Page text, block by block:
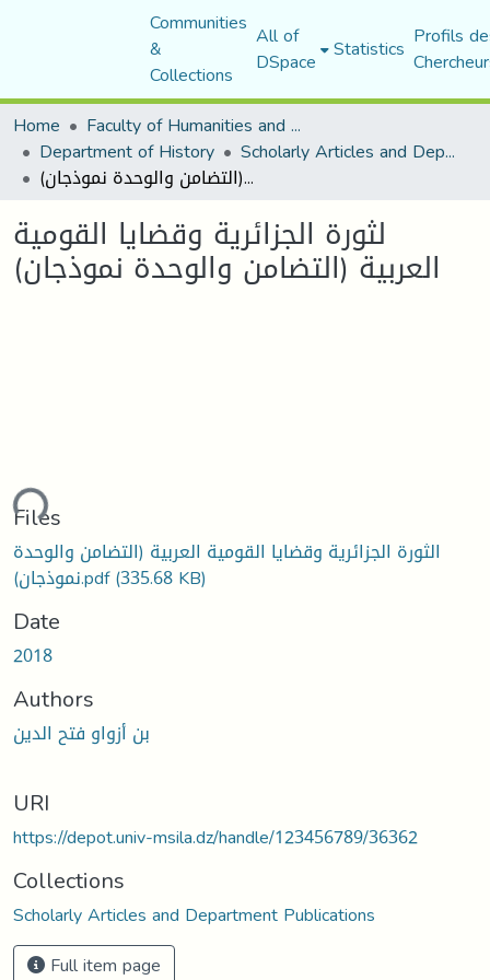
Communities
&
Collections
All of
DSpace Statistics Profils
Home
Faculty of Humanities and Social Sciences
Department of History Scholarly Articles and Department Publications
لثورة الجزائرية وقضايا القومية العربية (التضامن والوحدة نموذجان)
لثورة الجزائرية وقضايا القومية
العربية (التضامن والوحدة نموذجان)
Files
الثورة الجزائرية وقضايا القومية العربية (التضامن والوحدة
نموذجان).pdf(335.68 KB)
Date
2018
Authors
بن أزواو فتح الدين
URI
https://depot.univ-msila.dz/handle/123456789/36362
Collections
Scholarly Articles and Department Publications
Full item page